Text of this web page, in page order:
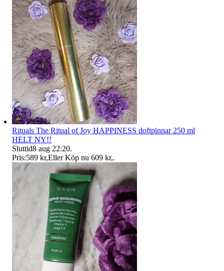
Rituals The Ritual of Joy HAPPINESS doftpinnar 250 ml
HELT NY!!
Sluttid8 aug 22:20.
Pris:589 kr,Eller Köp nu 609 kr,.